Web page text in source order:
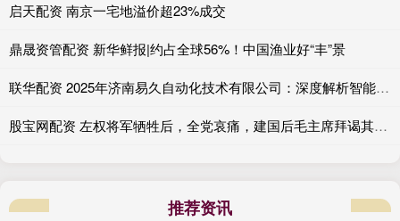
启天配资 南京一宅地溢价超23%成交
鼎晟资管配资 新华鲜报|约占全球56%！中国渔业好“丰”景
联华配资 2025年济南易久自动化技术有限公司：深度解析智能制造领域核心技术与行业应用实践
股宝网配资 左权将军牺牲后，全党哀痛，建国后毛主席拜谒其墓，当场立下规矩_毛泽东_革命_国家
推荐资讯